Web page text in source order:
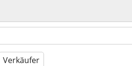
Verkäufer